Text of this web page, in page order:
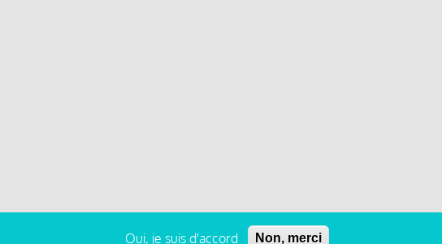
Oui, je suis d'accord Non, merci